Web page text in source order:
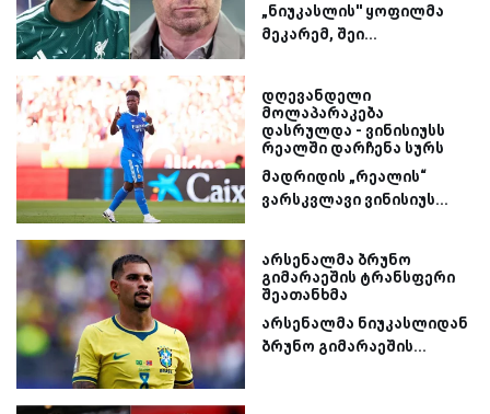
„ნიუკასლის'' ყოფილმა
მეკარემ, შეი...
დღევანდელი
მოლაპარაკება
დასრულდა - ვინისიუსს
რეალში დარჩენა სურს
მადრიდის „რეალის“
ვარსკვლავი ვინისიუს...
არსენალმა ბრუნო
გიმარაეშის ტრანსფერი
შეათანხმა
არსენალმა ნიუკასლიდან
ბრუნო გიმარაეშის...